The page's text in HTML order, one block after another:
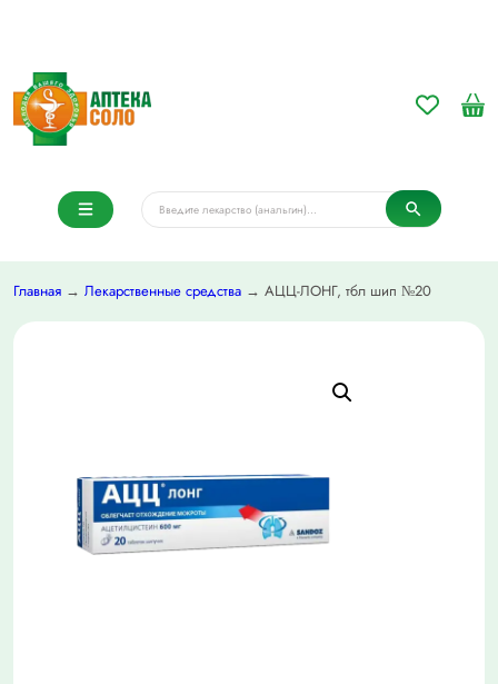
Главная → Лекарственные средства → АЦЦ-ЛОНГ, тбл шип №20